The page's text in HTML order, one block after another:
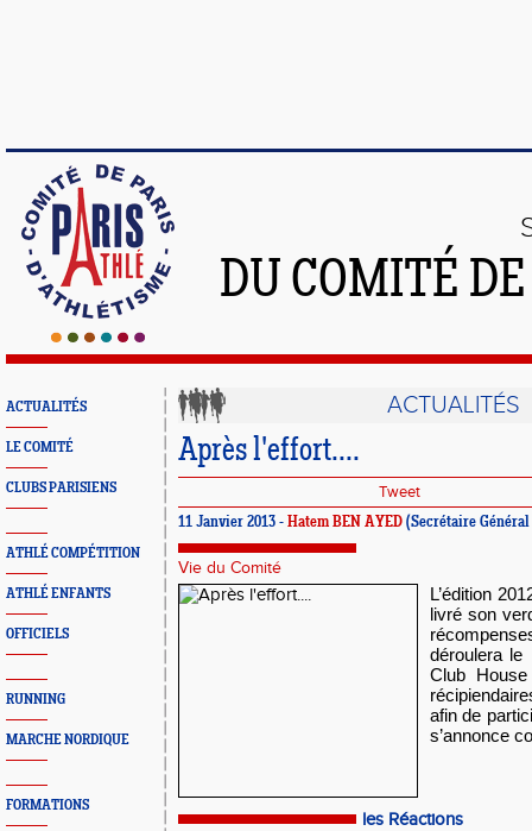
DU COMITÉ
ACTUALITÉS
LE COMITÉ
CLUBS PARISIENS
ATHLÉ COMPÉTITION
ATHLÉ ENFANTS
OFFICIELS
RUNNING
MARCHE NORDIQUE
FORMATIONS
ACTUALITÉS
Après l'effort....
Tweet
11 Janvier 2013 - Hatem BEN AYED (Secrétaire
Vie du Comité
L’édition
livré son
déroulera le
Club
afin de
s’annonce
les Réactions